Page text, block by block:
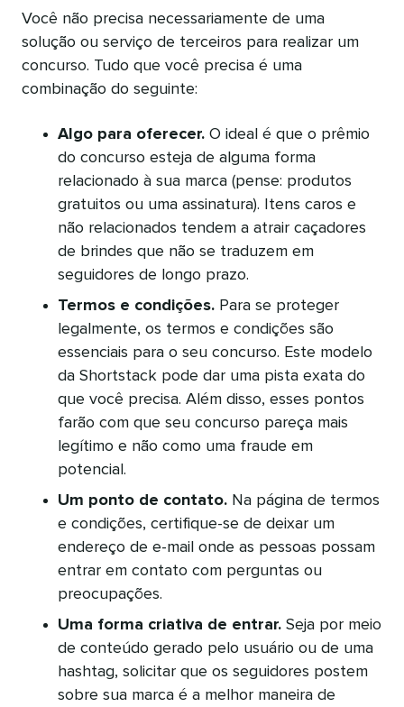
Você não precisa necessariamente de uma
solução ou serviço de terceiros para realizar um
concurso. Tudo que você precisa é uma
combinação do seguinte:
Algo para oferecer. O ideal é que o prêmio
do concurso esteja de alguma forma
relacionado à sua marca (pense: produtos
gratuitos ou uma assinatura). Itens caros e
não relacionados tendem a atrair caçadores
de brindes que não se traduzem em
seguidores de longo prazo.
Termos e condições. Para se proteger
legalmente, os termos e condições são
essenciais para o seu concurso. Este modelo
da Shortstack pode dar uma pista exata do
que você precisa. Além disso, esses pontos
farão com que seu concurso pareça mais
legítimo e não como uma fraude em
potencial.
Um ponto de contato. Na página de termos
e condições, certifique-se de deixar um
endereço de e-mail onde as pessoas possam
entrar em contato com perguntas ou
preocupações.
Uma forma criativa de entrar. Seja por meio
de conteúdo gerado pelo usuário ou de uma
hashtag, solicitar que os seguidores postem
sobre sua marca é a melhor maneira de